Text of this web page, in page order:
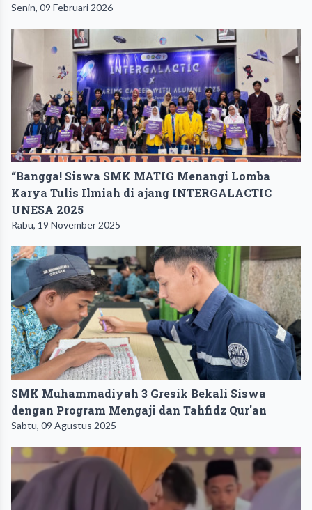
Senin, 09 Februari 2026
“Bangga! Siswa SMK MATIG Menangi Lomba
Karya Tulis Ilmiah di ajang INTERGALACTIC
UNESA 2025
Rabu, 19 November 2025
SMK Muhammadiyah 3 Gresik Bekali Siswa
dengan Program Mengaji dan Tahfidz Qur'an
Sabtu, 09 Agustus 2025